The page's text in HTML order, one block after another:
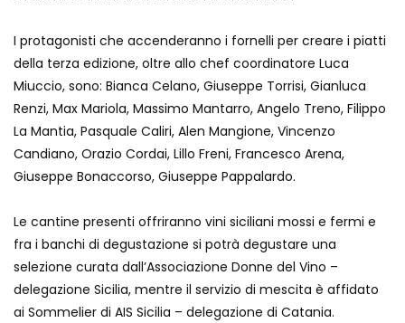
I protagonisti che accenderanno i fornelli per creare i piatti
della terza edizione, oltre allo chef coordinatore Luca
Miuccio, sono: Bianca Celano, Giuseppe Torrisi, Gianluca
Renzi, Max Mariola, Massimo Mantarro, Angelo Treno, Filippo
La Mantia, Pasquale Caliri, Alen Mangione, Vincenzo
Candiano, Orazio Cordai, Lillo Freni, Francesco Arena,
Giuseppe Bonaccorso, Giuseppe Pappalardo.
Le cantine presenti offriranno vini siciliani mossi e fermi e
fra i banchi di degustazione si potrà degustare una
selezione curata dall’Associazione Donne del Vino –
delegazione Sicilia, mentre il servizio di mescita è affidato
ai Sommelier di AIS Sicilia – delegazione di Catania.